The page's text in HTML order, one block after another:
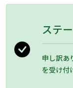
ステ
申し訳あ
を受け付